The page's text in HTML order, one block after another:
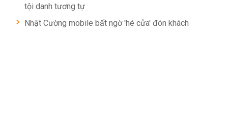
tội danh tương tự
Nhật Cường mobile bất ngờ 'hé cửa' đón khách